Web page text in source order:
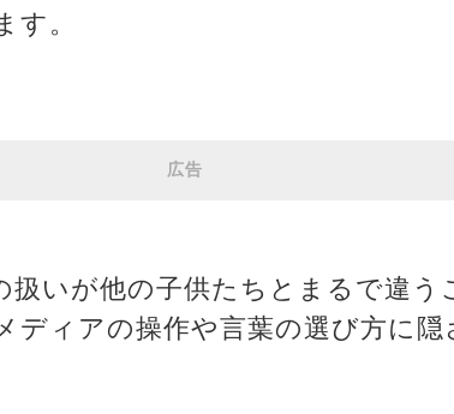
す。
広告
扱いが他の子供たちとまるで違う
ディアの操作や言葉の選び方に